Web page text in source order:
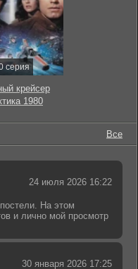
серия
крейсер
1980
Все
24 июля 2026 16:22
На этом
и лично мой просмотр
30 января 2026 17:25